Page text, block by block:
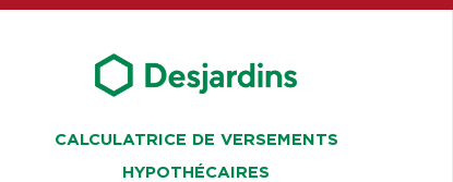
CALCULATRICE DE VERSEMENTS
HYPOTHÉCAIRES